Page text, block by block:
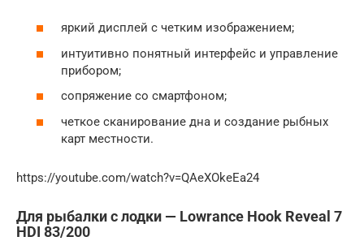
яркий дисплей с четким изображением;
интуитивно понятный интерфейс и управление
прибором;
сопряжение со смартфоном;
четкое сканирование дна и создание рыбных
карт местности.
https://youtube.com/watch?v=QAeXOkeEa24
Для рыбалки с лодки — Lowrance Hook Reveal 7
HDI 83/200